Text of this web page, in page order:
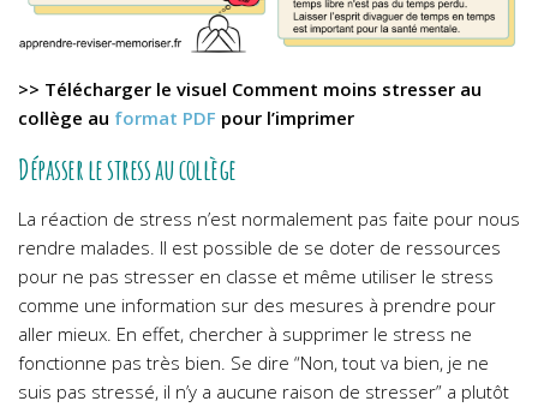
>> Télécharger le visuel Comment moins stresser au
collège au format PDF pour l’imprimer
Dépasser le stress au collège
La réaction de stress n’est normalement pas faite pour nous
rendre malades. Il est possible de se doter de ressources
pour ne pas stresser en classe et même utiliser le stress
comme une information sur des mesures à prendre pour
aller mieux. En effet, chercher à supprimer le stress ne
fonctionne pas très bien. Se dire “Non, tout va bien, je ne
suis pas stressé, il n’y a aucune raison de stresser” a plutôt